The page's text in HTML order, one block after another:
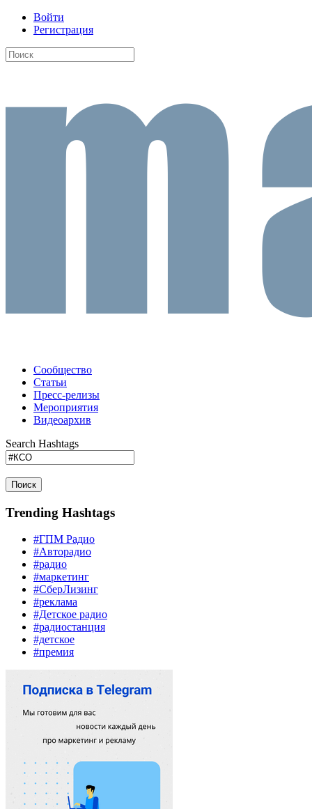
Войти
Регистрация
Сообщество
Статьи
Пресс-релизы
Мероприятия
Видеоархив
Search Hashtags
Поиск
Trending Hashtags
#ГПМ Радио
#Авторадио
#радио
#маркетинг
#СберЛизинг
#реклама
#Детское радио
#радиостанция
#детское
#премия